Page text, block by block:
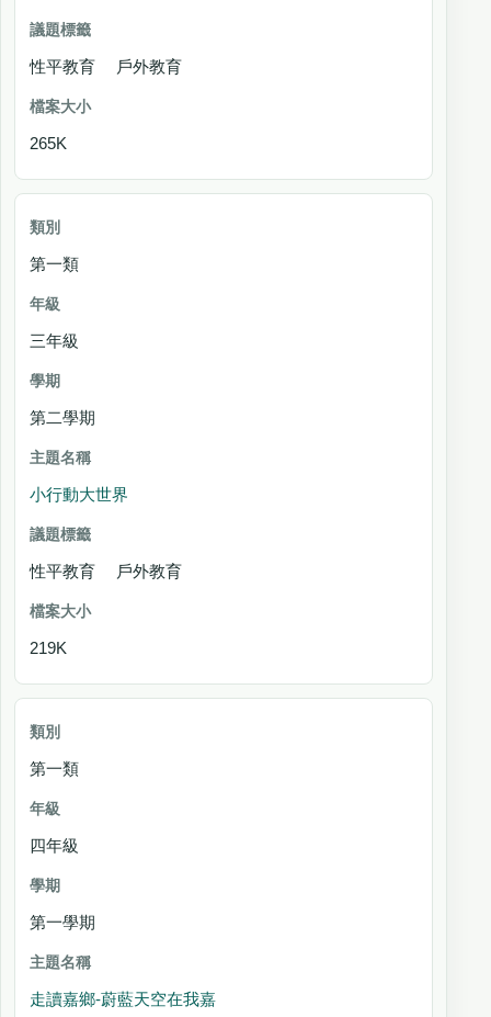
性平教育 戶外教育
265K
第一類
三年級
第二學期
小行動大世界
性平教育 戶外教育
219K
第一類
四年級
第一學期
走讀嘉鄉-蔚藍天空在我嘉